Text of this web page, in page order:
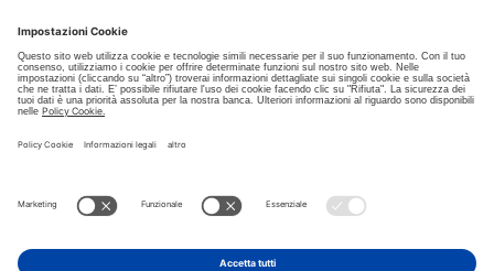
pubblica/ng/#/home
IVASS.
Revisione Sportelli Sportelli e Uffici ATM
Impostazioni Cookie Policy Cookie
Privacy